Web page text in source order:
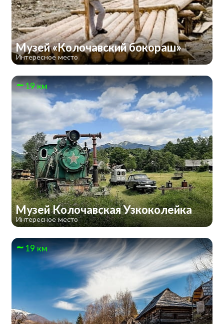
Музей «Колочавский бокораш»
Интересное место
19 км
Музей Колочавская Узкоколейка
Интересное место
19 км